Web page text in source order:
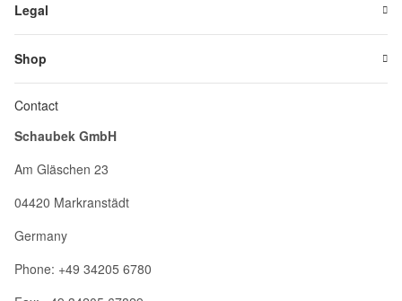
Legal
Shop
Contact
Schaubek GmbH
Am Gläschen 23
04420 Markranstädt
Germany
Phone: +49 34205 6780